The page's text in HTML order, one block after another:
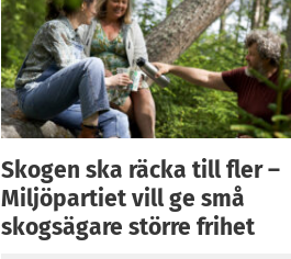
Skogen ska räcka till fler –
Miljöpartiet vill ge små
skogsägare större frihet